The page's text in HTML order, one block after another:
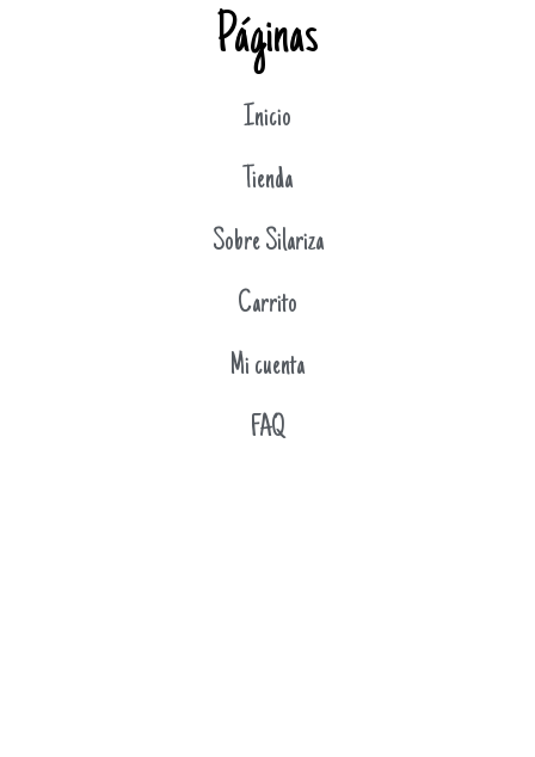
Páginas
Inicio
Tienda
Sobre Silariza
Carrito
Mi cuenta
FAQ